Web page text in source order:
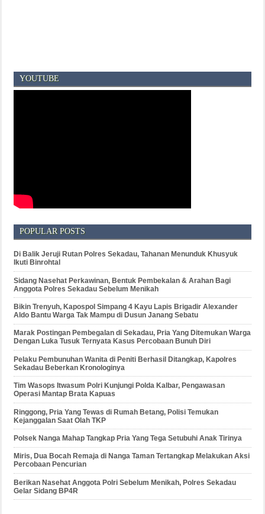
YOUTUBE
POPULAR POSTS
Di Balik Jeruji Rutan Polres Sekadau, Tahanan Menunduk Khusyuk
Ikuti Binrohtal
Sidang Nasehat Perkawinan, Bentuk Pembekalan & Arahan Bagi
Anggota Polres Sekadau Sebelum Menikah
Bikin Trenyuh, Kapospol Simpang 4 Kayu Lapis Brigadir Alexander
Aldo Bantu Warga Tak Mampu di Dusun Janang Sebatu
Marak Postingan Pembegalan di Sekadau, Pria Yang Ditemukan Warga
Dengan Luka Tusuk Ternyata Kasus Percobaan Bunuh Diri
Pelaku Pembunuhan Wanita di Peniti Berhasil Ditangkap, Kapolres
Sekadau Beberkan Kronologinya
Tim Wasops Itwasum Polri Kunjungi Polda Kalbar, Pengawasan
Operasi Mantap Brata Kapuas
Ringgong, Pria Yang Tewas di Rumah Betang, Polisi Temukan
Kejanggalan Saat Olah TKP
Polsek Nanga Mahap Tangkap Pria Yang Tega Setubuhi Anak Tirinya
Miris, Dua Bocah Remaja di Nanga Taman Tertangkap Melakukan Aksi
Percobaan Pencurian
Berikan Nasehat Anggota Polri Sebelum Menikah, Polres Sekadau
Gelar Sidang BP4R